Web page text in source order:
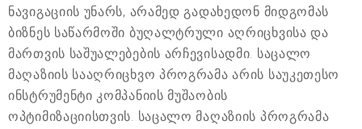
ნავიგაციის უნარს, არამედ გადახედონ მიდგომას
ბიზნეს საწარმოში ბუღალტრული აღრიცხვისა და
მართვის საშუალებების არჩევისადმი. საცალო
მაღაზიის სააღრიცხვო პროგრამა არის საუკეთესო
ინსტრუმენტი კომპანიის მუშაობის
ოპტიმიზაციისთვის. საცალო მაღაზიის პროგრამა